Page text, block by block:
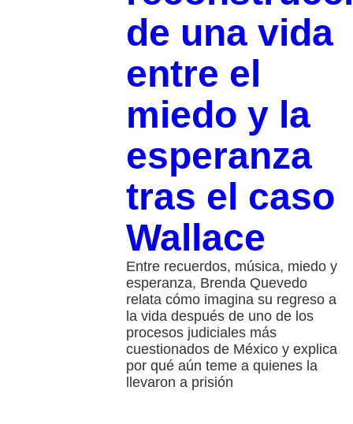
de una vida
entre el
miedo y la
esperanza
tras el caso
Wallace
Entre recuerdos, música, miedo y
esperanza, Brenda Quevedo
relata cómo imagina su regreso a
la vida después de uno de los
procesos judiciales más
cuestionados de México y explica
por qué aún teme a quienes la
llevaron a prisión